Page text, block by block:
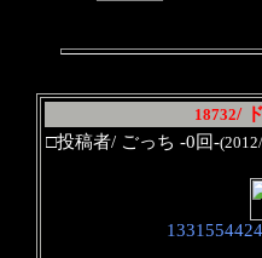
18732/
□投稿者/ ごっち -0回-